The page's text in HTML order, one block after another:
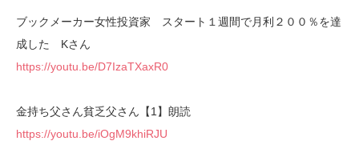
ブックメーカー女性投資家 スタート１週間で月利２００％を達
成した Kさん
https://youtu.be/D7IzaTXaxR0
金持ち父さん貧乏父さん【1】朗読
https://youtu.be/iOgM9khiRJU